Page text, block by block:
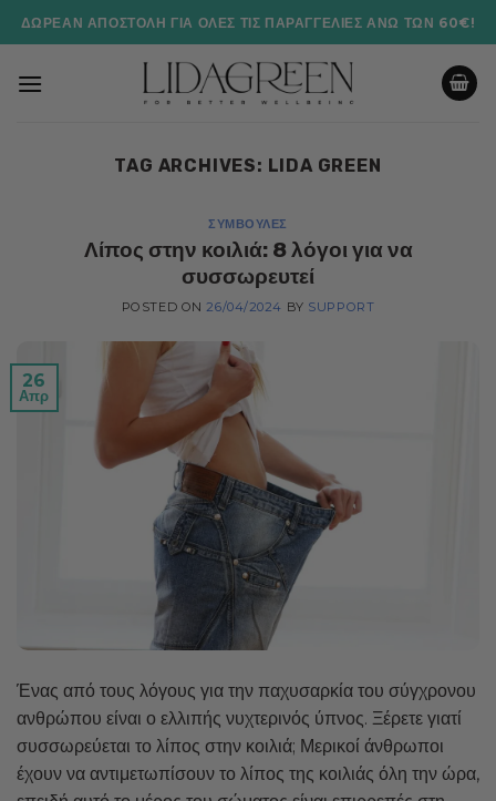
Μετάβαση
στο
ΔΩΡΕΆΝ ΑΠΟΣΤΟΛΉ ΓΙΑ ΌΛΕΣ ΤΙΣ ΠΑΡΑΓΓΕΛΊΕΣ ΆΝΩ ΤΩΝ 60€!
TAG ARCHIVES: LIDA GREEN
ΣΥΜΒΟΥΛΈΣ
Λίπος στην κοιλιά: 8 λόγοι για να
συσσωρευτεί
POSTED ON26/04/2024 BY SUPPORT
26
Απρ
Ένας από τους λόγους για την παχυσαρκία του σύγχρονου
ανθρώπου είναι ο ελλιπής νυχτερινός ύπνος. Ξέρετε γιατί
συσσωρεύεται το λίπος στην κοιλιά; Μερικοί άνθρωποι
έχουν να αντιμετωπίσουν το λίπος της κοιλιάς όλη την ώρα,